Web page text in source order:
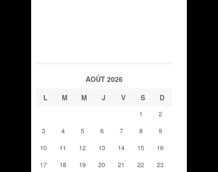
AOÛT 2026
L
M M J V S D
1
2
3
4 5 6 7 8
9
10
11 12 13 14 15
16
17
18 19 20 21 22
23